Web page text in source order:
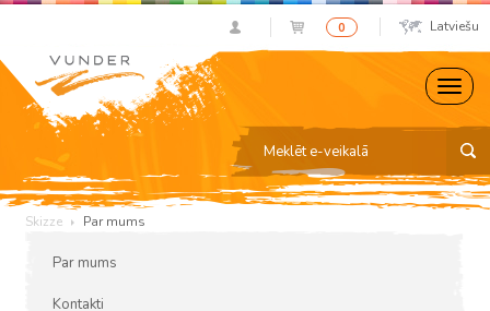
0 Latviešu
Skizze Par mums
Par mums
Kontakti